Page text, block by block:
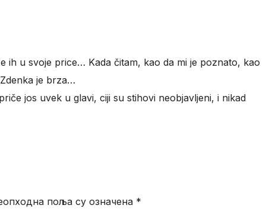
ih u svoje price… Kada čitam, kao da mi je poznato, kao
je brza…
jos uvek u glavi, ciji su stihovi neobjavljeni, i nikad
поља су означена *